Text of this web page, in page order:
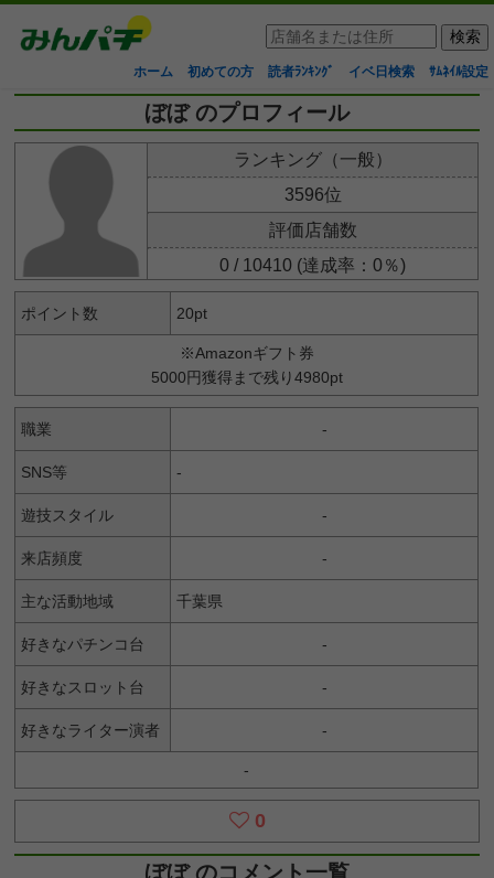
ホーム 初めての方 読者ﾗﾝｷﾝｸﾞ イベ日検索 ｻﾑﾈｲﾙ設定
ぼぼ のプロフィール
ランキング（一般）
3596位
評価店舗数
0 / 10410 (達成率：0％)
ポイント数 20pt
※Amazonギフト券
5000円獲得まで残り4980pt
職業 -
SNS等 -
遊技スタイル -
来店頻度 -
主な活動地域 千葉県
好きなパチンコ台 -
好きなスロット台 -
好きなライター演者 -
-
0
ぼぼ のコメント一覧